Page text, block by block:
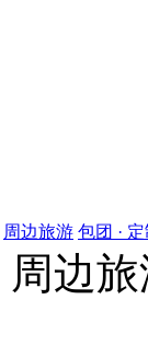
周边旅游 包团 ·
周边